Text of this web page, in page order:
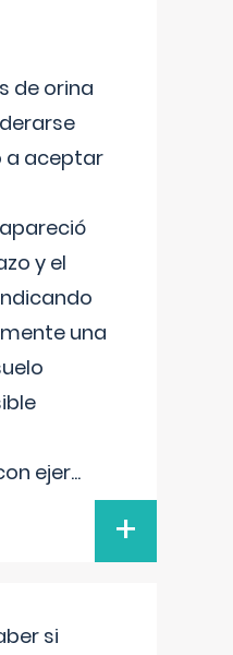
de orina
a aceptar
y el
una
ejer...
+
si